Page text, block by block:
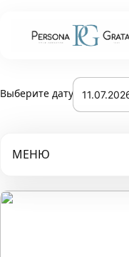
Выберите дату
МЕНЮ